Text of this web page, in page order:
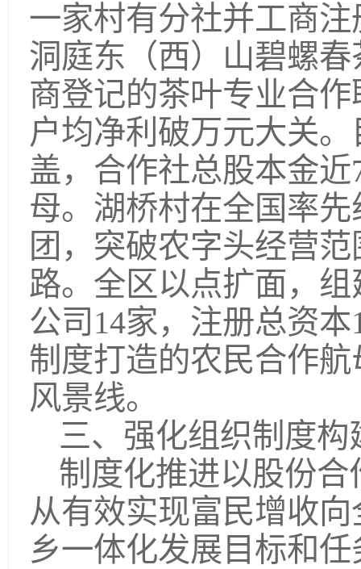
一家村有分社并工商
洞庭东（西）山碧螺
商登记的茶叶专业合
户均净利破万元大关
盖，合作社总股本金
母。湖桥村在全国率
团，突破农字头经营
路。全区以点扩面，
公司14家，注册总资
制度打造的农民合作
风景线。
三、强化组织制度
制度化推进以股份
从有效实现富民增收
乡一体化发展目标和